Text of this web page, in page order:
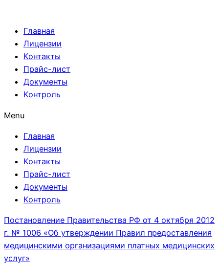
Главная
Лицензии
Контакты
Прайс-лист
Документы
Контроль
Menu
Главная
Лицензии
Контакты
Прайс-лист
Документы
Контроль
Постановление Правительства РФ от 4 октября 2012
г. № 1006 «Об утверждении Правил предоставления
медицинскими организациями платных медицинских
услуг»